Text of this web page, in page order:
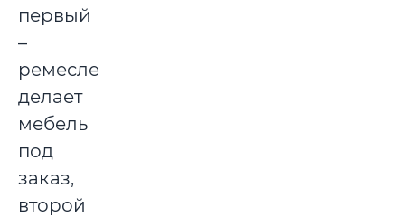
первый
–
ремесленник,
делает
мебель
под
заказ,
второй